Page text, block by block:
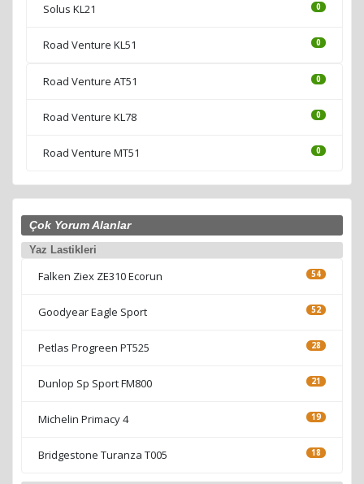
Solus KL21 0
Road Venture KL51 0
Road Venture AT51 0
Road Venture KL78 0
Road Venture MT51 0
Çok Yorum Alanlar
Yaz Lastikleri
Falken Ziex ZE310 Ecorun 54
Goodyear Eagle Sport 52
Petlas Progreen PT525 28
Dunlop Sp Sport FM800 21
Michelin Primacy 4 19
Bridgestone Turanza T005 18